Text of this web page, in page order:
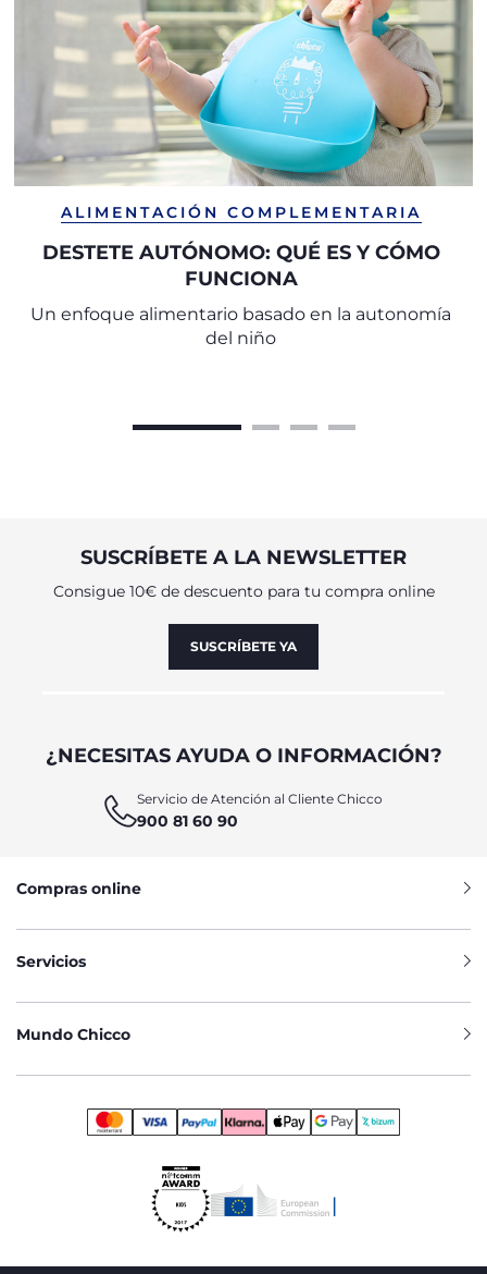
ALIMENTACIÓN COMPLEMENTARIA
DESTETE AUTÓNOMO: QUÉ ES Y CÓMO
FUNCIONA
Un enfoque alimentario basado en la autonomía
del niño
SUSCRÍBETE A LA NEWSLETTER
Consigue 10€ de descuento para tu compra online
SUSCRÍBETE YA
¿NECESITAS AYUDA O INFORMACIÓN?
Servicio de Atención al Cliente Chicco
900 81 60 90
Compras online
Servicios
Mundo Chicco